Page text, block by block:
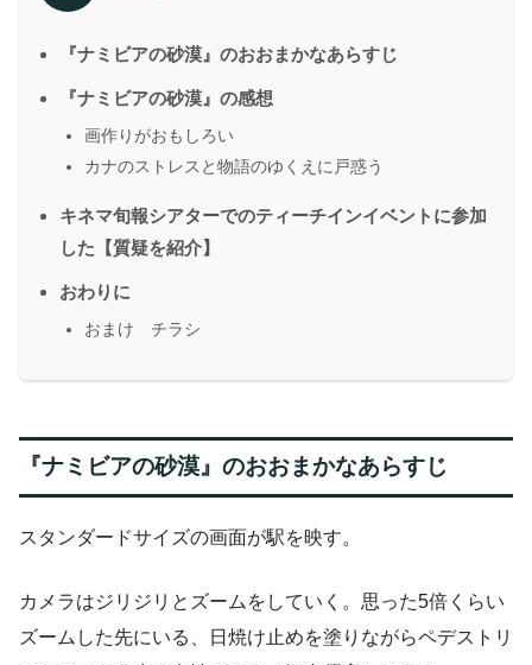
『ナミビアの砂漠』のおおまかなあらすじ
『ナミビアの砂漠』の感想
画作りがおもしろい
カナのストレスと物語のゆくえに戸惑う
キネマ旬報シアターでのティーチインイベントに参加
した【質疑を紹介】
おわりに
おまけ チラシ
『ナミビアの砂漠』のおおまかなあらすじ
スタンダードサイズの画面が駅を映す。
カメラはジリジリとズームをしていく。思った5倍くらい
ズームした先にいる、日焼け止めを塗りながらペデストリ